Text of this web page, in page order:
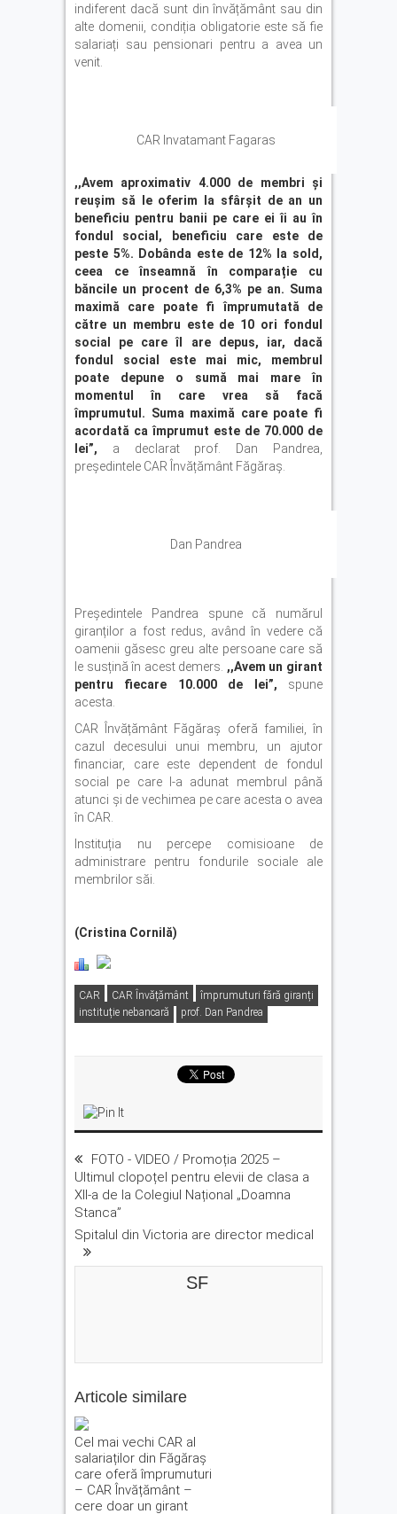
indiferent dacă sunt din învățământ sau din
alte domenii, condiția obligatorie este să fie
salariați sau pensionari pentru a avea un
venit.
CAR Invatamant Fagaras
,,Avem aproximativ 4.000 de membri și
reușim să le oferim la sfârșit de an un
beneficiu pentru banii pe care ei îi au în
fondul social, beneficiu care este de
peste 5%. Dobânda este de 12% la sold,
ceea ce înseamnă în comparație cu
băncile un procent de 6,3% pe an. Suma
maximă care poate fi împrumutată de
către un membru este de 10 ori fondul
social pe care îl are depus, iar, dacă
fondul social este mai mic, membrul
poate depune o sumă mai mare în
momentul în care vrea să facă
împrumutul. Suma maximă care poate fi
acordată ca împrumut este de 70.000 de
lei”, a declarat prof. Dan Pandrea,
președintele CAR Învățământ Făgăraș.
Dan Pandrea
Președintele Pandrea spune că numărul
giranților a fost redus, având în vedere că
oamenii găsesc greu alte persoane care să
le susțină în acest demers. ,,Avem un girant
pentru fiecare 10.000 de lei”, spune
acesta.
CAR Învățământ Făgăraș oferă familiei, în
cazul decesului unui membru, un ajutor
financiar, care este dependent de fondul
social pe care l-a adunat membrul până
atunci și de vechimea pe care acesta o avea
în CAR.
Instituția nu percepe comisioane de
administrare pentru fondurile sociale ale
membrilor săi.
(Cristina Cornilă)
CAR CAR Învățământ
împrumuturi fără giranți
instituție nebancară
prof. Dan Pandrea
FOTO - VIDEO / Promoția 2025 –
Ultimul clopoțel pentru elevii de clasa a
XII-a de la Colegiul Național „Doamna
Stanca”
Spitalul din Victoria are director medical
SF
Articole similare
Cel mai vechi CAR al
salariaților din Făgăraș
care oferă împrumuturi
– CAR Învățământ –
cere doar un girant